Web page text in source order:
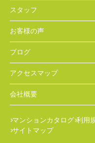
スタッフ
お客様の声
ブログ
アクセスマップ
会社概要
マンションカタログ 利用
サイトマップ